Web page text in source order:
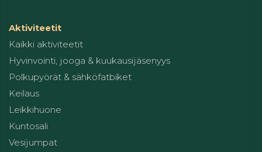
Aktiviteetit
Kaikki aktiviteetit
Hyvinvointi, jooga & kuukausijäsenyys
Polkupyörät & sähköfatbiket
Keilaus
Leikkihuone
Kuntosali
Vesijumpat